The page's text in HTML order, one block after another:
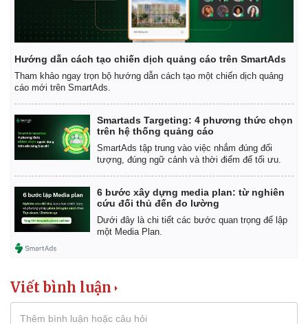
Hướng dẫn cách tạo chiến dịch quảng cáo trên SmartAds
Tham khảo ngay trọn bộ hướng dẫn cách tạo một chiến dịch quảng
cáo mới trên SmartAds.
Smartads Targeting: 4 phương thức chọn
trên hệ thống quảng cáo
SmartAds tập trung vào việc nhắm đúng đối
tượng, đúng ngữ cảnh và thời điểm để tối ưu.
6 bước xây dựng media plan: từ nghiên
cứu đối thủ đến đo lường
Dưới đây là chi tiết các bước quan trọng để lập
một Media Plan.
Viết bình luận